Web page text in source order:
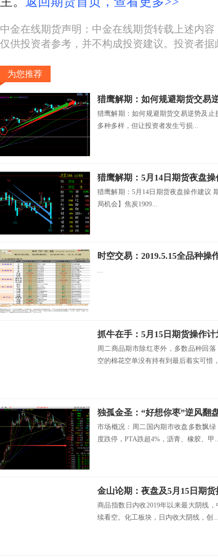
中金在线期货声明：中金在线期货转载上述内
仅供投资者参考，并不构成投资建议。投资者
为您推荐
猎鹰解期：如何规避期货交易
猎鹰解期：如何规避期货交易逆势及
多种多样，但让投资者发生亏损...
猎鹰解期：5月14日期货夜盘操
猎鹰解期：5月14日期货夜盘操作建议
局机会】焦炭1909...
时空交易：2019.5.15全品种操
...
抓牛在手：5月15日期货操作计
周二商品期市除红枣外，多数品种回
空的棉花空单没有持有到最后着实可惜
独孤金圣：“好想你枣”逆风翻
市场概况：周二国内期市收盘多数飘
度跌停，PTA跌超4%，沥青、橡胶、甲
金山论期：夜盘及5月15日期
商品指数日内收2019年以来最大阴线
续看空。化工板块，日内收大阴线，创